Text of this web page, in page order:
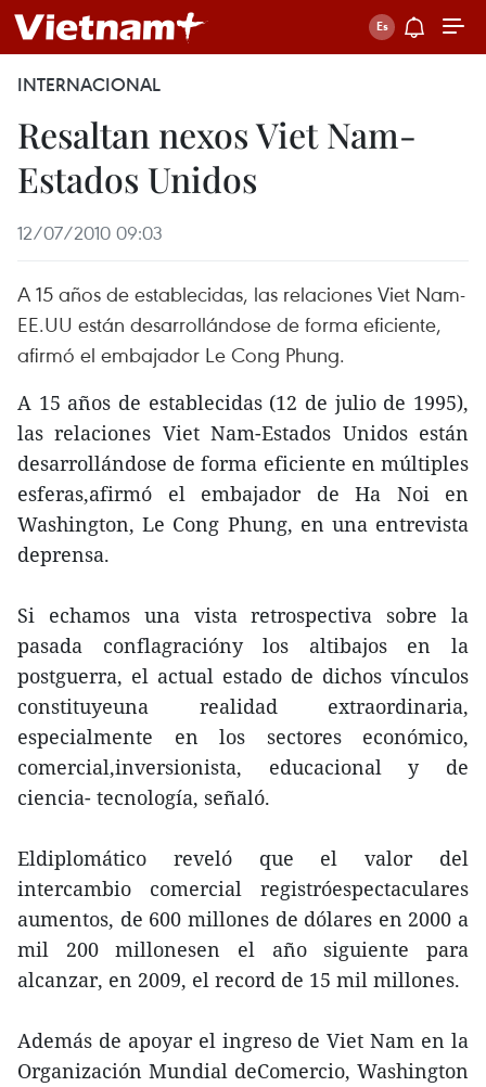
INTERNACIONAL
Resaltan nexos Viet Nam-
Estados Unidos
12/07/2010 09:03
A 15 años de establecidas, las relaciones Viet Nam-
EE.UU están desarrollándose de forma eficiente,
afirmó el embajador Le Cong Phung.
A 15 años de establecidas (12 de julio de 1995),
las relaciones Viet Nam-Estados Unidos están
desarrollándose de forma eficiente en múltiples
esferas,afirmó el embajador de Ha Noi en
Washington, Le Cong Phung, en una entrevista
deprensa.
Si echamos una vista retrospectiva sobre la
pasada conflagracióny los altibajos en la
postguerra, el actual estado de dichos vínculos
constituyeuna realidad extraordinaria,
especialmente en los sectores económico,
comercial,inversionista, educacional y de
ciencia- tecnología, señaló.
Eldiplomático reveló que el valor del
intercambio comercial registróespectaculares
aumentos, de 600 millones de dólares en 2000 a
mil 200 millonesen el año siguiente para
alcanzar, en 2009, el record de 15 mil millones.
Además de apoyar el ingreso de Viet Nam en la
Organización Mundial deComercio, Washington